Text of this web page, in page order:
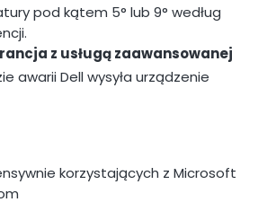
pod kątem 5° lub 9° według
z usługą zaawansowanej
awarii Dell wysyła urządzenie
korzystających z Microsoft